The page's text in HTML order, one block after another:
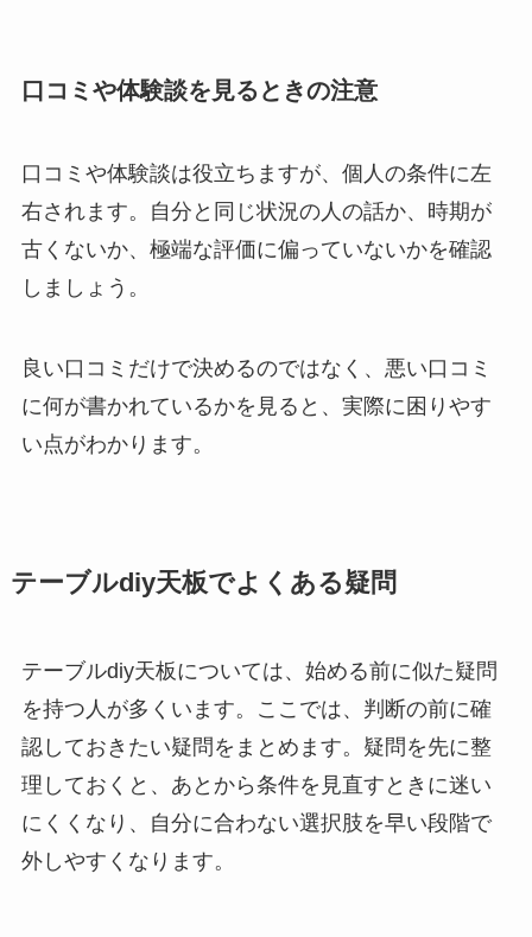
口コミや体験談を見るときの注意
口コミや体験談は役立ちますが、個人の条件に左
右されます。自分と同じ状況の人の話か、時期が
古くないか、極端な評価に偏っていないかを確認
しましょう。
良い口コミだけで決めるのではなく、悪い口コミ
に何が書かれているかを見ると、実際に困りやす
い点がわかります。
テーブルdiy天板でよくある疑問
テーブルdiy天板については、始める前に似た疑問
を持つ人が多くいます。ここでは、判断の前に確
認しておきたい疑問をまとめます。疑問を先に整
理しておくと、あとから条件を見直すときに迷い
にくくなり、自分に合わない選択肢を早い段階で
外しやすくなります。